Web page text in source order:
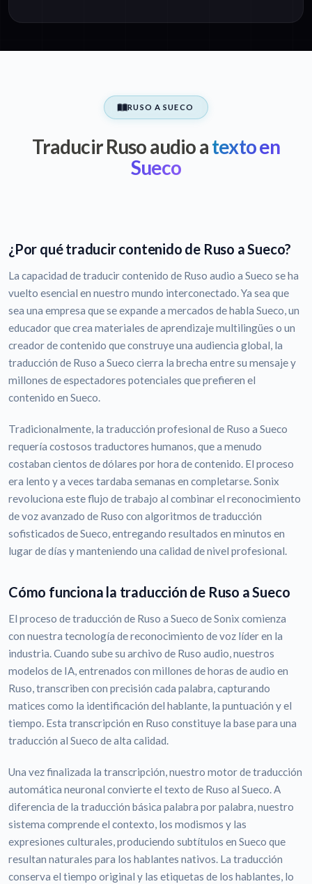
RUSO A SUECO
Traducir Ruso audio atexto en
Sueco
¿Por qué traducir contenido de Ruso a Sueco?
La capacidad de traducir contenido de Ruso audio a Sueco se ha
vuelto esencial en nuestro mundo interconectado. Ya sea que
sea una empresa que se expande a mercados de habla Sueco, un
educador que crea materiales de aprendizaje multilingües o un
creador de contenido que construye una audiencia global, la
traducción de Ruso a Sueco cierra la brecha entre su mensaje y
millones de espectadores potenciales que prefieren el
contenido en Sueco.
Tradicionalmente, la traducción profesional de Ruso a Sueco
requería costosos traductores humanos, que a menudo
costaban cientos de dólares por hora de contenido. El proceso
era lento y a veces tardaba semanas en completarse. Sonix
revoluciona este flujo de trabajo al combinar el reconocimiento
de voz avanzado de Ruso con algoritmos de traducción
sofisticados de Sueco, entregando resultados en minutos en
lugar de días y manteniendo una calidad de nivel profesional.
Cómo funciona la traducción de Ruso a Sueco
El proceso de traducción de Ruso a Sueco de Sonix comienza
con nuestra tecnología de reconocimiento de voz líder en la
industria. Cuando sube su archivo de Ruso audio, nuestros
modelos de IA, entrenados con millones de horas de audio en
Ruso, transcriben con precisión cada palabra, capturando
matices como la identificación del hablante, la puntuación y el
tiempo. Esta transcripción en Ruso constituye la base para una
traducción al Sueco de alta calidad.
Una vez finalizada la transcripción, nuestro motor de traducción
automática neuronal convierte el texto de Ruso al Sueco. A
diferencia de la traducción básica palabra por palabra, nuestro
sistema comprende el contexto, los modismos y las
expresiones culturales, produciendo subtítulos en Sueco que
resultan naturales para los hablantes nativos. La traducción
conserva el tiempo original y las etiquetas de los hablantes, lo